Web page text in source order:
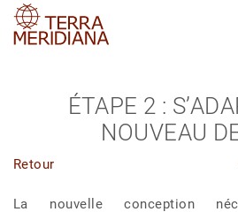
ÉTAPE 2 :
NOUVEAU
Retour
La nouvelle conception